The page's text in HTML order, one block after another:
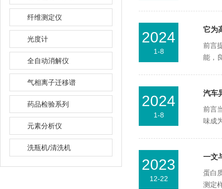
纤维测定仪
光度计
全自动消解仪
气相离子迁移谱
药品检验系列
元素分析仪
洗瓶机/清洗机
2024
1-8
它为
前言
能
2024
1-8
汽车
前言
味成
2023
12-22
一文
蛋白
测定